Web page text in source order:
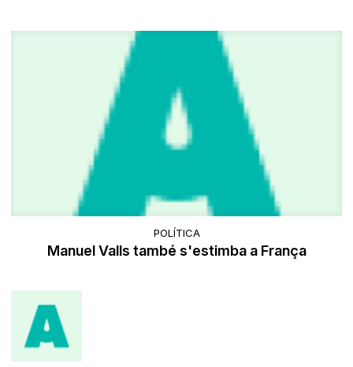
POLÍTICA
Manuel Valls també s'estimba a França